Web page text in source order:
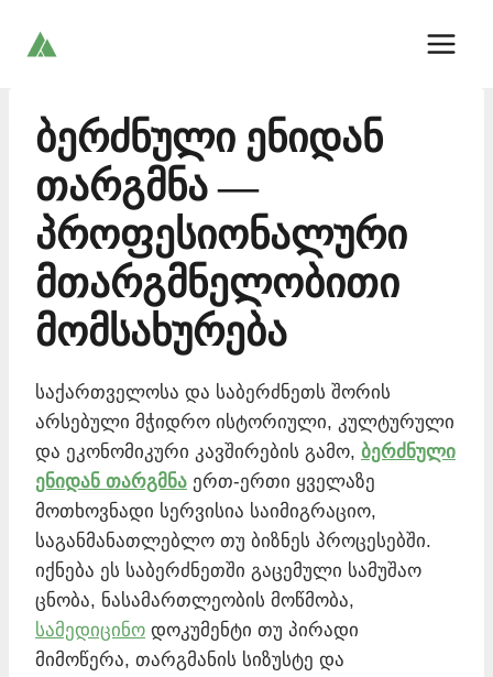
ბერძნული ენიდან
თარგმნა —
პროფესიონალური
მთარგმნელობითი
მომსახურება
საქართველოსა და საბერძნეთს შორის
არსებული მჭიდრო ისტორიული, კულტურული
და ეკონომიკური კავშირების გამო, ბერძნული
ენიდან თარგმნა ერთ-ერთი ყველაზე
მოთხოვნადი სერვისია საიმიგრაციო,
საგანმანათლებლო თუ ბიზნეს პროცესებში.
იქნება ეს საბერძნეთში გაცემული სამუშაო
ცნობა, ნასამართლეობის მოწმობა,
სამედიცინო დოკუმენტი თუ პირადი
მიმოწერა, თარგმანის სიზუსტე და